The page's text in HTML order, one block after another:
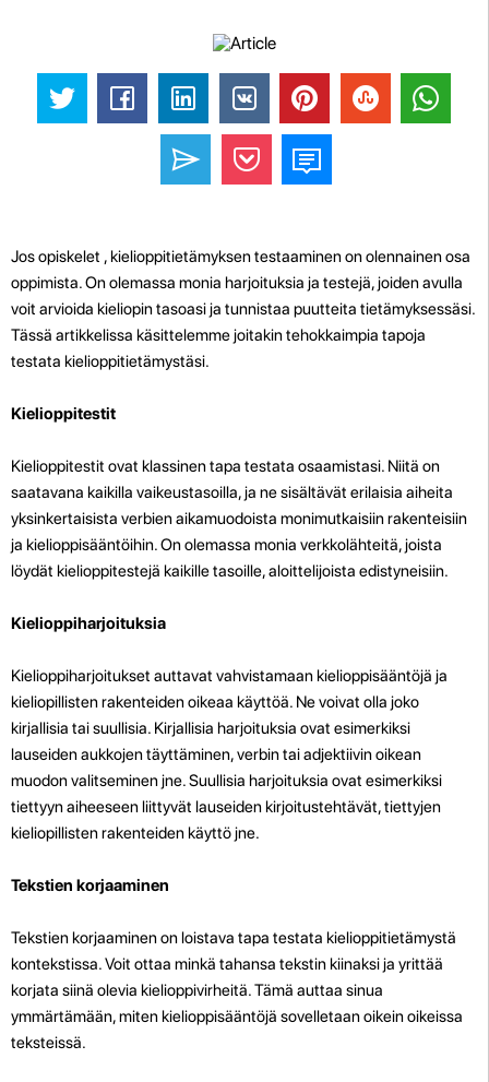
Jos opiskelet , kielioppitietämyksen testaaminen on olennainen osa
oppimista. On olemassa monia harjoituksia ja testejä, joiden avulla
voit arvioida kieliopin tasoasi ja tunnistaa puutteita tietämyksessäsi.
Tässä artikkelissa käsittelemme joitakin tehokkaimpia tapoja
testata kielioppitietämystäsi.
Kielioppitestit
Kielioppitestit ovat klassinen tapa testata osaamistasi. Niitä on
saatavana kaikilla vaikeustasoilla, ja ne sisältävät erilaisia aiheita
yksinkertaisista verbien aikamuodoista monimutkaisiin rakenteisiin
ja kielioppisääntöihin. On olemassa monia verkkolähteitä, joista
löydät kielioppitestejä kaikille tasoille, aloittelijoista edistyneisiin.
Kielioppiharjoituksia
Kielioppiharjoitukset auttavat vahvistamaan kielioppisääntöjä ja
kieliopillisten rakenteiden oikeaa käyttöä. Ne voivat olla joko
kirjallisia tai suullisia. Kirjallisia harjoituksia ovat esimerkiksi
lauseiden aukkojen täyttäminen, verbin tai adjektiivin oikean
muodon valitseminen jne. Suullisia harjoituksia ovat esimerkiksi
tiettyyn aiheeseen liittyvät lauseiden kirjoitustehtävät, tiettyjen
kieliopillisten rakenteiden käyttö jne.
Tekstien korjaaminen
Tekstien korjaaminen on loistava tapa testata kielioppitietämystä
kontekstissa. Voit ottaa minkä tahansa tekstin kiinaksi ja yrittää
korjata siinä olevia kielioppivirheitä. Tämä auttaa sinua
ymmärtämään, miten kielioppisääntöjä sovelletaan oikein oikeissa
teksteissä.